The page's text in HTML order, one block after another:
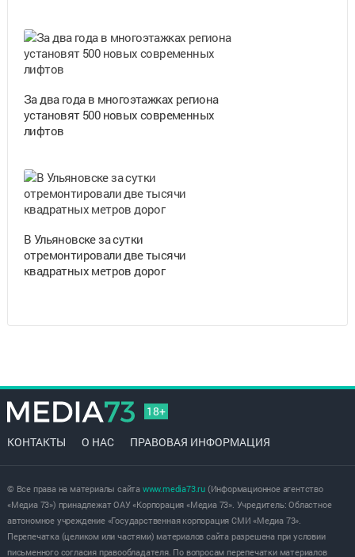
За два года в многоэтажках региона
установят 500 новых современных
лифтов
В Ульяновске за сутки
отремонтировали две тысячи
квадратных метров дорог
18+
КОНТАКТЫ О НАС ПРАВОВАЯ ИНФОРМАЦИЯ
© Все права на материалы сайта www.media73.ru(Информационное агентство
«Медиа 73») принадлежат ОАУ «Корпорация «Медиа 73». Учредитель: Областное
автономное учреждение «Государственная корпорация СМИ «Медиа 73».
Перепечатка (целиком или частями) материалов сайта разрешена при условии
письменного согласия правообладателя. По вопросам перепечатки материалов